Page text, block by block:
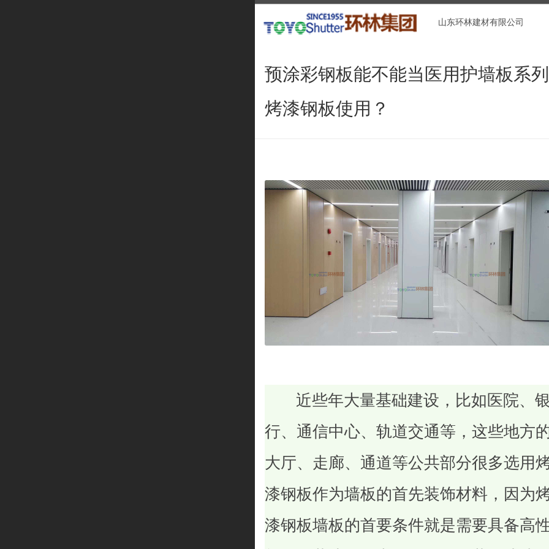
山东环林建材有限公司
预涂彩钢板能不能当医用护墙板系列
烤漆钢板使用？
近些年大量基础建设，比如医院、银
行、通信中心、轨道交通等，这些地方
大厅、走廊、通道等公共部分很多选用
漆钢板作为墙板的首先装饰材料，因为
漆钢板墙板的首要条件就是需要具备高